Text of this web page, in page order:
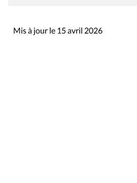
Mis à jour le 15 avril 2026